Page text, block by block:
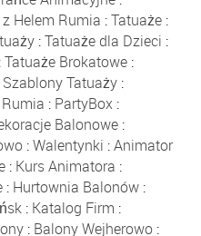
Helem Rumia :Tatuaże:
:Tatuaże dla Dzieci :
:Tatuaże Brokatowe:
Szablony Tatuaży :
: PartyBox:
Balonowe :
:Walentynki :Animator
: Kurs Animatora :
: Hurtownia Balonów :
: Katalog Firm :
: Balony Wejherowo: